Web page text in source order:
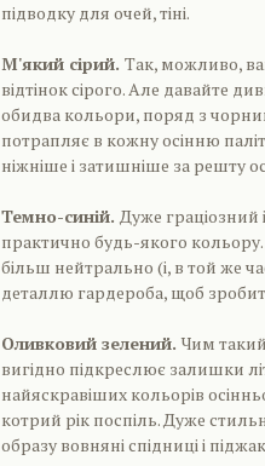
підводку для очей, тіні.
М'який сірий. Так, можливо,
відтінок сірого. Але давайте
обидва кольори, поряд з
потрапляє в кожну осінню
ніжніше і затишніше за решту
Темно-синій. Дуже граціозний
практично будь-якого
більш нейтрально (і, в той же
деталлю гардероба, щоб
Оливковий зелений. Чим
вигідно підкреслює залишки
найяскравіших кольорів
котрий рік поспіль. Дуже
образу вовняні спідниці і